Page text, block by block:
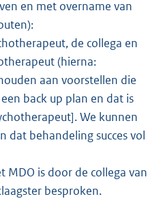
en met overname van
de collega en
(hierna:
aan voorstellen die
back up plan en dat is
We kunnen
dat behandeling succes vol
is door de collega van
besproken.